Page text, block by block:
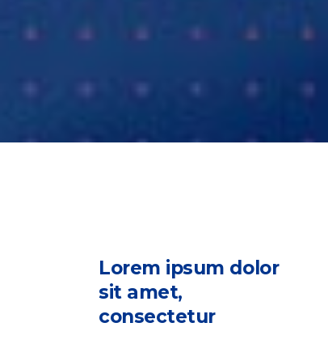
Separators
Lorem ipsum dolor
sit amet,
consectetur